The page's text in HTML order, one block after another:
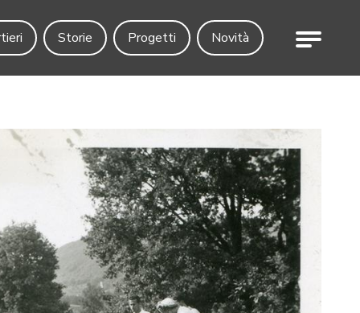
Storie Progetti Novità Menu